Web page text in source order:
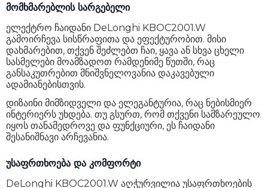
მომხმარებლის სარგებელი
ელექტრო ჩაიდანი DeLonghi KBOC2001.W
გამოირჩევა სისწრაფითა და ეფექტურობით. მისი
დახმარებით, თქვენ შეძლებთ ჩაი, ყავა ან სხვა ცხელი
სასმელები მოამზადოთ რამდენიმე წუთში, რაც
განსაკუთრებით მნიშვნელოვანია დაკავებული
ადამიანებისთვის.
დიზაინი მიმზიდველი და ელეგანტურია, რაც ნებისმიერ
ინტერიერს უხდება. თუ გსურთ, რომ თქვენი სამზარეულო
იყოს თანამედროვე და ფუნქციური, ეს ჩაიდანი
შესანიშნავი არჩევანია.
უსაფრთხოება და კომფორტი
DeLonghi KBOC2001.W აღჭურვილია უსაფრთხოების